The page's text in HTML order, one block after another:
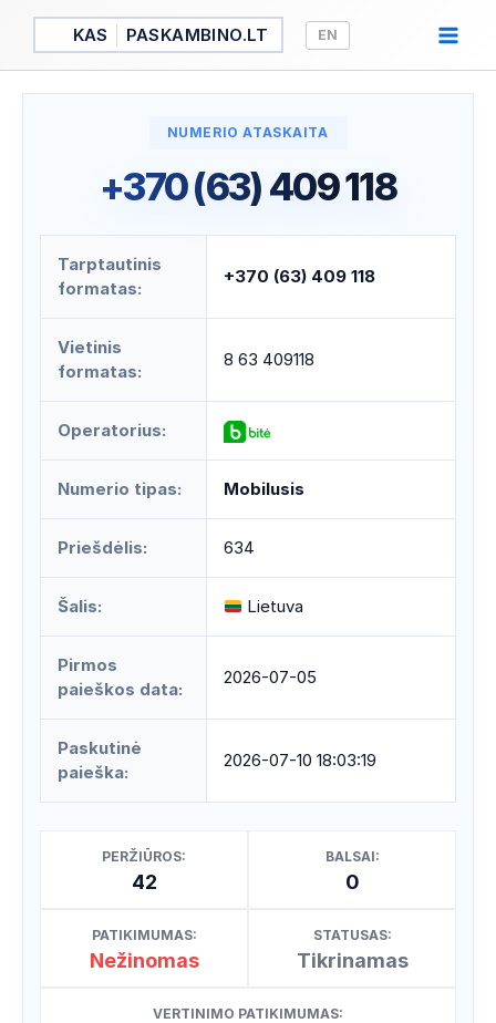
Pereiti
turinio
KAS PASKAMBINO.LT EN
NUMERIO ATASKAITA
+370 (63) 409 118
Tarptautinis
formatas:
+370 (63) 409 118
Vietinis
formatas:
8 63 409118
Operatorius:
Numerio tipas: Mobilusis
Priešdėlis: 634
Šalis: Lietuva
Pirmos
paieškos data:
2026-07-05
Paskutinė
paieška:
2026-07-10 18:03:19
PERŽIŪROS:
42
BALSAI:
0
PATIKIMUMAS:
Nežinomas
STATUSAS:
Tikrinamas
VERTINIMO PATIKIMUMAS: